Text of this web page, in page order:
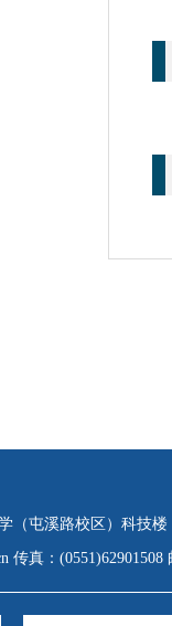
（屯溪路校区）科技楼
传真：(0551)62901508